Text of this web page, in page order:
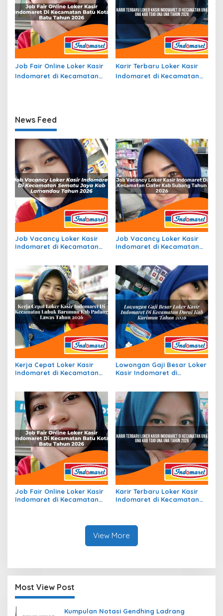
Job Fair Online Loker Kasir
Indomaret di Kecamatan
Karir Terbaru Loker Kasir
Indomaret di Kecamatan
News Feed
Job Vacancy Loker Kasir
Indomaret di Kecamatan
Job Vacancy Loker Kasir
Indomaret di Kecamatan
Kerja Cepat Loker Kasir
Indomaret di Kecamatan
Lowongan Gaji Besar Loker
Kasir Indomaret di
Job Fair Online Loker Kasir
Indomaret di Kecamatan
Karir Terbaru Loker Kasir
Indomaret di Kecamatan
View More
Most View Post
Kumpulan Notasi Gendhing Ladrang